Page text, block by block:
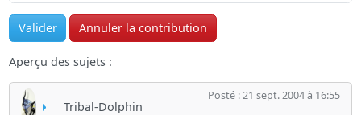
Aperçu des sujets :
Tribal-Dolphin
Posté : 21 sept. 2004 à 16:55